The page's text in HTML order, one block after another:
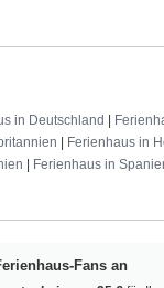
in Deutschland
Ferienhaus in
Ferienhaus in
Fans an